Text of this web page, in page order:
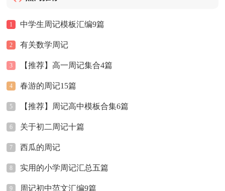
1 中学生周记模板汇编9篇
2 有关数学周记
3 【推荐】高一周记集合4篇
4 春游的周记15篇
5 【推荐】周记高中模板合集6篇
6 关于初二周记十篇
7 西瓜的周记
8 实用的小学周记汇总五篇
9 周记初中范文汇编9篇